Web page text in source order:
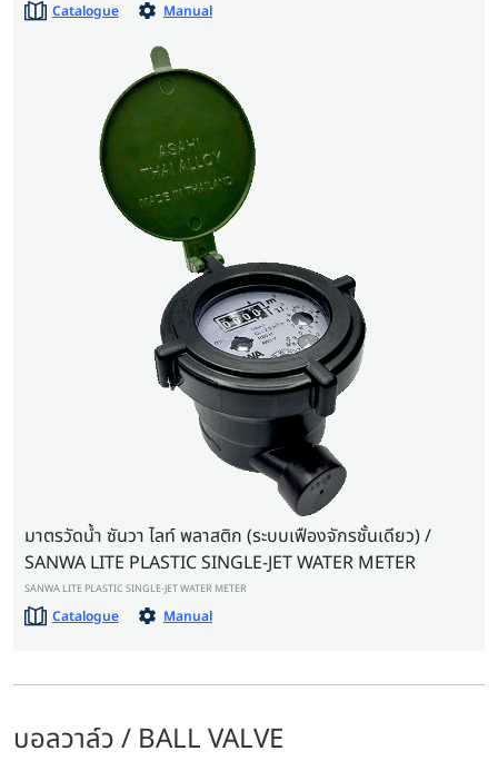
Catalogue Manual
มาตรวัดน้ำ ซันวา ไลท์ พลาสติก (ระบบเฟืองจักรชั้นเดียว) /
SANWA LITE PLASTIC SINGLE-JET WATER METER
SANWA LITE PLASTIC SINGLE-JET WATER METER
Catalogue Manual
บอลวาล์ว / BALL VALVE